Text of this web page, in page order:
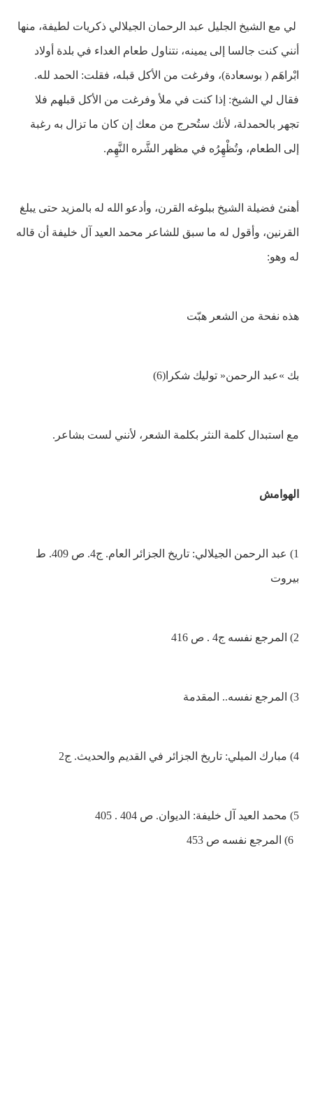
لي مع الشيخ الجليل عبد الرحمان الجيلالي ذكريات لطيفة، منها
أنني كنت جالسا إلى يمينه، نتناول طعام الغداء في بلدة أولاد
ابْراهَم ( بوسعادة)، وفرغت من الأكل قبله، فقلت: الحمد لله.
فقال لي الشيخ: إذا كنت في ملأ وفرغت من الأكل قبلهم فلا
تجهر بالحمدلة، لأنك ستُحرج من معك إن كان ما تزال به رغبة
إلى الطعام، وتُظْهِرُه في مظهر الشَّره النَّهِم.
أهنئ فضيلة الشيخ ببلوغه القرن، وأدعو الله له بالمزيد حتى يبلغ
القرنين، وأقول له ما سبق للشاعر محمد العيد آل خليفة أن قاله
له وهو:
هذه نفحة من الشعر هبّت
بك »عبد الرحمن« توليك شكرا(6)
مع استبدال كلمة النثر بكلمة الشعر، لأنني لست بشاعر.
الهوامش
1 ) عبد الرحمن الجيلالي: تاريخ الجزائر العام. ج4. ص 409. ط
بيروت
2) المرجع نفسه ج4 . ص 416
3) المرجع نفسه.. المقدمة
4) مبارك الميلي: تاريخ الجزائر في القديم والحديث. ج2
5) محمد العيد آل خليفة: الديوان. ص 404 . 405
6) المرجع نفسه ص 453